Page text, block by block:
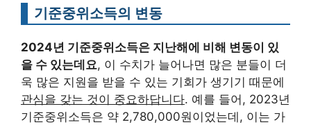
기준중위소득의 변동
2024년 기준중위소득은 지난해에 비해 변동이 있
을 수 있는데요, 이 수치가 늘어나면 많은 분들이 더
욱 많은 지원을 받을 수 있는 기회가 생기기 때문에
관심을 갖는 것이 중요하답니다. 예를 들어, 2023년
기준중위소득은 약 2,780,000원이었는데, 이는 가